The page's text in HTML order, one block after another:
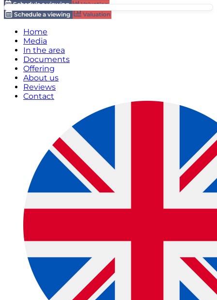
Schedule a viewing
Valuation
Schedule a viewing
Valuation
Home
Media
In the area
Documents
Offering
About us
Reviews
Contact